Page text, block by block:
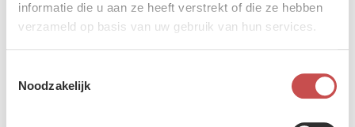
informatie die u aan ze heeft verstrekt of die ze hebben
verzameld op basis van uw gebruik van hun services.
Noodzakelijk
oefent in Zweden